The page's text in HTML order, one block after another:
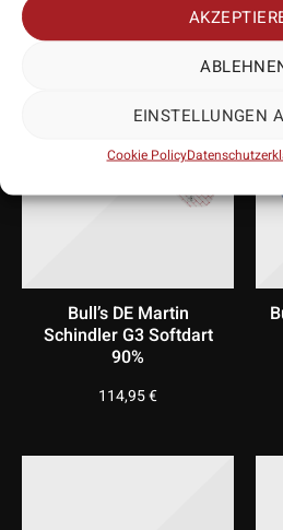
EINSTELLUNGEN
Cookie Policy
Bull’s DE Martin
Schindler G3 Softdart
90%
114,95€